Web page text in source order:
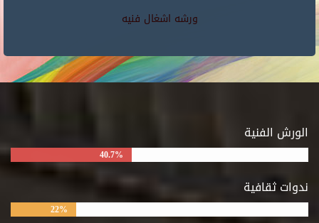
ورشه اشغال فنيه
الورش الفنية
40.7%
ندوات ثقافية
22%